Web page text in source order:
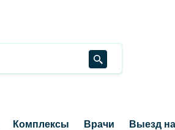
Комплексы Врачи Выезд